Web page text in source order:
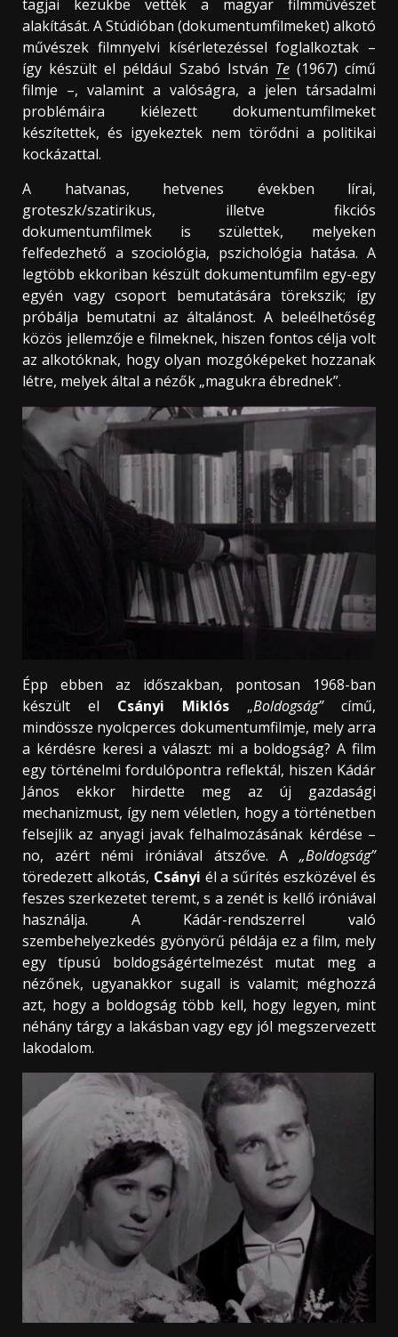
tagjai kezükbe vették a magyar filmművészet
alakítását. A Stúdióban (dokumentumfilmeket) alkotó
művészek filmnyelvi kísérletezéssel foglalkoztak –
így készült el például Szabó István Te(1967) című
filmje –, valamint a valóságra, a jelen társadalmi
problémáira kiélezett dokumentumfilmeket
készítettek, és igyekeztek nem törődni a politikai
kockázattal.
A hatvanas, hetvenes években lírai,
groteszk/szatirikus, illetve fikciós
dokumentumfilmek is születtek, melyeken
felfedezhető a szociológia, pszichológia hatása. A
legtöbb ekkoriban készült dokumentumfilm egy-egy
egyén vagy csoport bemutatására törekszik; így
próbálja bemutatni az általánost. A beleélhetőség
közös jellemzője e filmeknek, hiszen fontos célja volt
az alkotóknak, hogy olyan mozgóképeket hozzanak
létre, melyek által a nézők „magukra ébrednek”.
Épp ebben az időszakban, pontosan 1968-ban
készült el Csányi Miklós „Boldogság”című,
mindössze nyolcperces dokumentumfilmje, mely arra
a kérdésre keresi a választ: mi a boldogság? A film
egy történelmi fordulópontra reflektál, hiszen Kádár
János ekkor hirdette meg az új gazdasági
mechanizmust, így nem véletlen, hogy a történetben
felsejlik az anyagi javak felhalmozásának kérdése –
no, azért némi iróniával átszőve. A„Boldogság”
töredezett alkotás, Csányi él a sűrítés eszközével és
feszes szerkezetet teremt, s a zenét is kellő iróniával
használja. A Kádár-rendszerrel való
szembehelyezkedés gyönyörű példája ez a film, mely
egy típusú boldogságértelmezést mutat meg a
nézőnek, ugyanakkor sugall is valamit; méghozzá
azt, hogy a boldogság több kell, hogy legyen, mint
néhány tárgy a lakásban vagy egy jól megszervezett
lakodalom.